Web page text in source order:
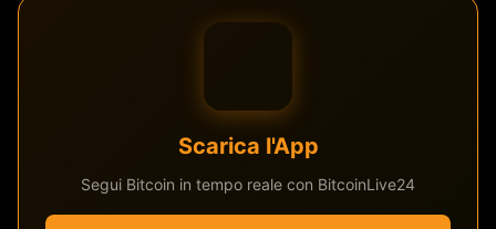
Scarica l'App
Segui Bitcoin in tempo reale con BitcoinLive24